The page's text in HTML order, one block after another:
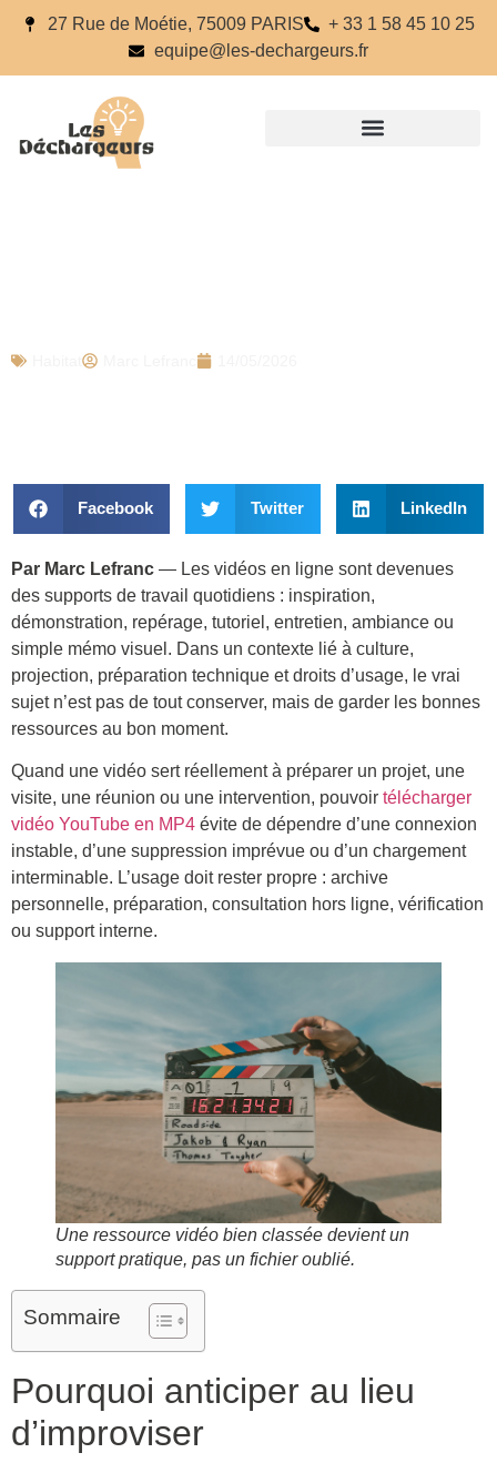
27 Rue de Moétie, 75009 PARIS
+ 33 1 58 45 10 25
equipe@les-dechargeurs.fr
Facebook Twitter LinkedIn
Par Marc Lefranc — Les vidéos en ligne sont devenues
des supports de travail quotidiens : inspiration,
démonstration, repérage, tutoriel, entretien, ambiance ou
simple mémo visuel. Dans un contexte lié à culture,
projection, préparation technique et droits d’usage, le vrai
sujet n’est pas de tout conserver, mais de garder les bonnes
ressources au bon moment.
Quand une vidéo sert réellement à préparer un projet, une
visite, une réunion ou une intervention, pouvoir télécharger
vidéo YouTube en MP4 évite de dépendre d’une connexion
instable, d’une suppression imprévue ou d’un chargement
interminable. L’usage doit rester propre : archive
personnelle, préparation, consultation hors ligne, vérification
ou support interne.
Une ressource vidéo bien classée devient un
support pratique, pas un fichier oublié.
Sommaire
Pourquoi anticiper au lieu
d’improviser